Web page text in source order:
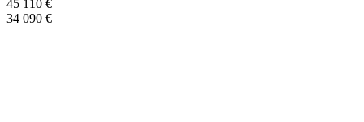
45 110 €
34 090 €